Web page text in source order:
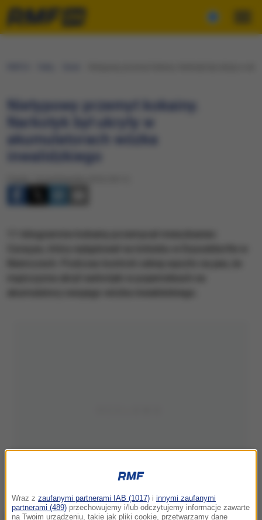
Nietypowy przemyt kokainy.
Narkotyk był ukryty w
akumulatorach wózka
inwalidzkiego
Wraz z zaufanymi partnerami IAB (1017) i innymi zaufanymi
partnerami (489) przechowujemy i/lub odczytujemy informacje zawarte
na Twoim urządzeniu, takie jak pliki cookie, przetwarzamy dane